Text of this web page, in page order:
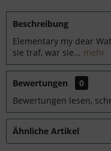
Beschreibung
Elementary my dear
sie traf, war sie... mehr
Bewertungen
0
Bewertungen lesen,
Ähnliche Artikel